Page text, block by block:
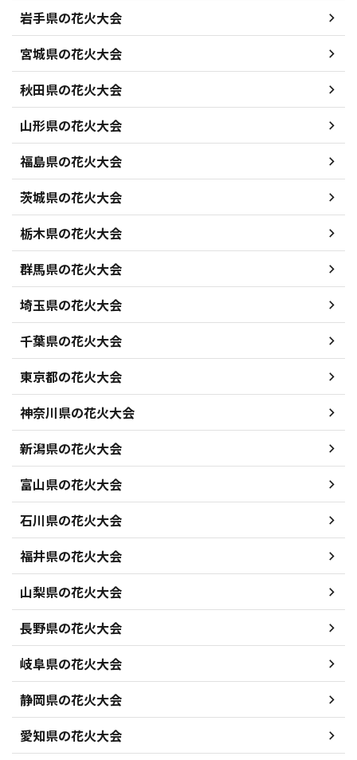
岩手県の花火大会
宮城県の花火大会
秋田県の花火大会
山形県の花火大会
福島県の花火大会
茨城県の花火大会
栃木県の花火大会
群馬県の花火大会
埼玉県の花火大会
千葉県の花火大会
東京都の花火大会
神奈川県の花火大会
新潟県の花火大会
富山県の花火大会
石川県の花火大会
福井県の花火大会
山梨県の花火大会
長野県の花火大会
岐阜県の花火大会
静岡県の花火大会
愛知県の花火大会